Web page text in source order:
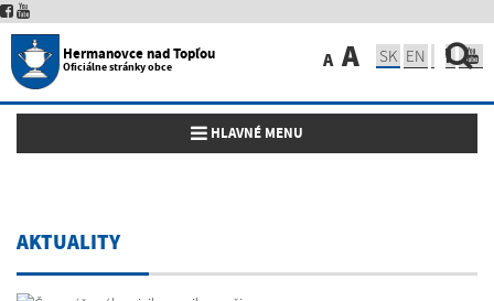
Hermanovce nad Topľou
Oficiálne stránky obce A A SK EN
Toggle navigation
HLAVNÉ MENU
AKTUALITY